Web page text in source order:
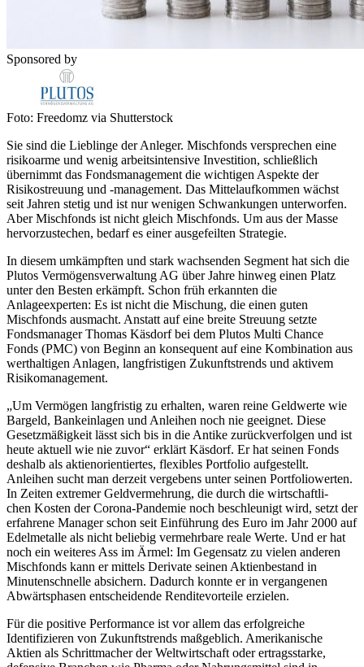
Sponsored by
Foto: Freedomz via Shutterstock
Sie sind die Lieblinge der Anleger. Mischfonds versprechen eine
risikoarme und wenig arbeitsintensive Investition, schließlich
übernimmt das Fondsmanagement die wichtigen Aspekte der
Risikostreuung und -management. Das Mittelaufkommen wächst
seit Jahren stetig und ist nur wenigen Schwankungen unterworfen.
Aber Mischfonds ist nicht gleich Mischfonds. Um aus der Masse
hervorzustechen, bedarf es einer ausgefeilten Strategie.
In diesem umkämpften und stark wachsenden Segment hat sich die
Plutos Vermögensverwaltung AG über Jahre hinweg einen Platz
unter den Besten erkämpft. Schon früh erkannten die
Anlageexperten: Es ist nicht die Mischung, die einen guten
Mischfonds ausmacht. Anstatt auf eine breite Streuung setzte
Fondsmanager Thomas Käsdorf bei dem Plutos Multi Chance
Fonds (PMC) von Beginn an konsequent auf eine Kombination aus
werthaltigen Anlagen, langfristigen Zukunftstrends und aktivem
Risikomanagement.
„Um Vermögen langfristig zu erhalten, waren reine Geldwerte wie
Bargeld, Bankeinlagen und Anleihen noch nie geeignet. Diese
Gesetzmäßigkeit lässt sich bis in die Antike zurückverfolgen und ist
heute aktuell wie nie zuvor“ erklärt Käsdorf. Er hat seinen Fonds
deshalb als aktienorientiertes, flexibles Portfolio aufgestellt.
Anleihen sucht man derzeit vergebens unter seinen Portfoliowerten.
In Zeiten extremer Geldvermehrung, die durch die wirtschaftli-
chen Kosten der Corona-Pandemie noch beschleunigt wird, setzt der
erfahrene Manager schon seit Einführung des Euro im Jahr 2000 auf
Edelmetalle als nicht beliebig vermehrbare reale Werte. Und er hat
noch ein weiteres Ass im Ärmel: Im Gegensatz zu vielen anderen
Mischfonds kann er mittels Derivate seinen Aktienbestand in
Minutenschnelle absichern. Dadurch konnte er in vergangenen
Abwärtsphasen entscheidende Renditevorteile erzielen.
Für die positive Performance ist vor allem das erfolgreiche
Identifizieren von Zukunftstrends maßgeblich. Amerikanische
Aktien als Schrittmacher der Weltwirtschaft oder ertragsstarke,